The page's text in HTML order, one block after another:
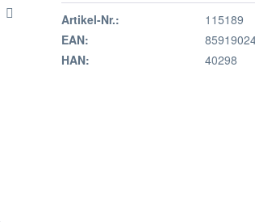
Artikel-Nr.:
115189
EAN:
HAN:
40298